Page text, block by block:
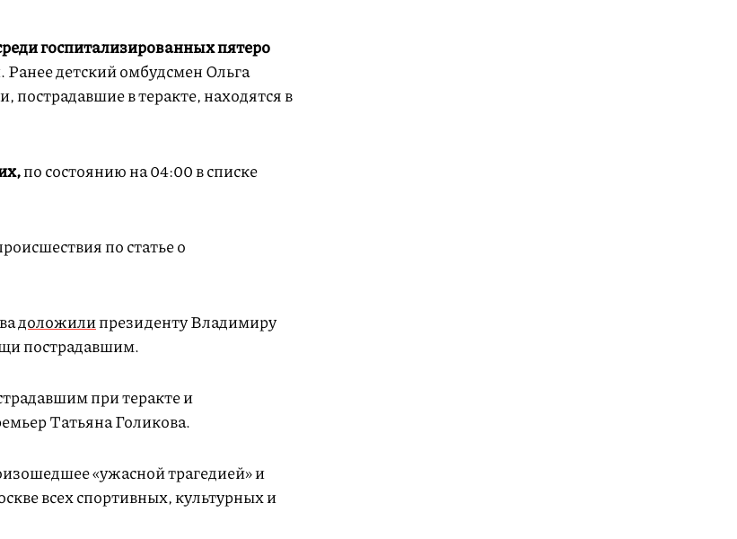
госпитализированных пятеро
детский омбудсмен Ольга
пострадавшие в теракте, находятся в
по состоянию на 04:00 в списке
по статье о
доложилипрезиденту Владимиру
пострадавшим.
при теракте и
Татьяна Голикова.
«ужасной трагедией» и
всех спортивных, культурных и